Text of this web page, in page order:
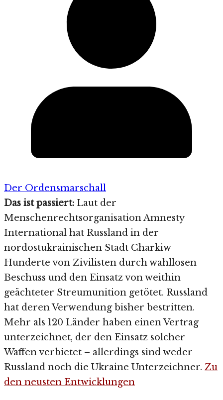
Der Ordensmarschall
Das ist passiert: Laut der
Menschenrechtsorganisation Amnesty
International hat Russland in der
nordostukrainischen Stadt Charkiw
Hunderte von Zivilisten durch wahllosen
Beschuss und den Einsatz von weithin
geächteter Streumunition getötet. Russland
hat deren Verwendung bisher bestritten.
Mehr als 120 Länder haben einen Vertrag
unterzeichnet, der den Einsatz solcher
Waffen verbietet – allerdings sind weder
Russland noch die Ukraine Unterzeichner. Zu
den neusten Entwicklungen